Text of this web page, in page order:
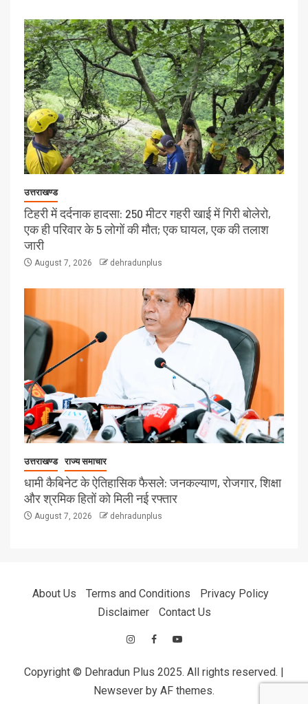
उत्तराखण्ड
टिहरी में दर्दनाक हादसा: 250 मीटर गहरी खाई में गिरी बोलेरो,
एक ही परिवार के 5 लोगों की मौत; एक घायल, एक की तलाश
जारी
August 7, 2026 dehradunplus
उत्तराखण्ड राज्य समाचार
धामी कैबिनेट के ऐतिहासिक फैसले: जनकल्याण, रोजगार, शिक्षा
और श्रमिक हितों को मिली नई रफ्तार
August 7, 2026 dehradunplus
About Us Terms and Conditions
Privacy Policy
Disclaimer
Contact Us
Copyright © Dehradun Plus 2025. All rights reserved. |
Newsever by AF themes.